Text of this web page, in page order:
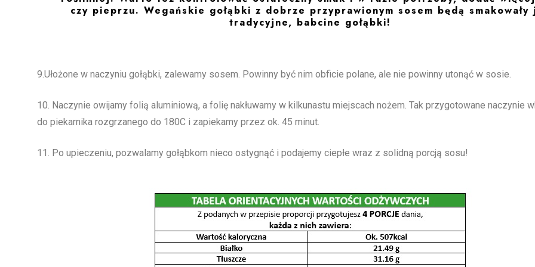
czy pieprzu. Wegańskie gołąbki z dobrze przyprawionym sosem będą smakowały
tradycyjne, babcine gołąbki!
9.Ułożone w naczyniu gołąbki, zalewamy sosem. Powinny być nim obficie polane, ale nie powinny utonąć w sosie.
10. Naczynie owijamy folią aluminiową, a folię nakłuwamy w kilkunastu miejscach nożem. Tak przygotowane naczynie
do piekarnika rozgrzanego do 180C i zapiekamy przez ok. 45 minut.
11. Po upieczeniu, pozwalamy gołąbkom nieco ostygnąć i podajemy ciepłe wraz z solidną porcją sosu!